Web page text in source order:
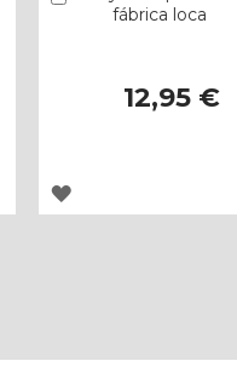
fábrica loca
12,95 €
AGREGAR